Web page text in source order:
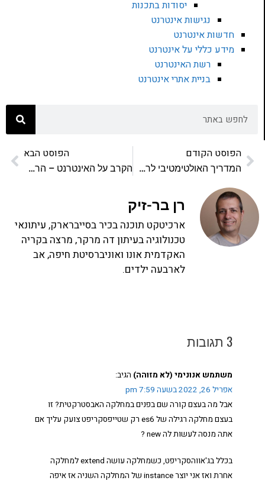
יסודות בתכנות
נגישות אינטרנט
חדשות אינטרנט
מידע כללי על אינטרנט
רשת האינטרנט
בניית אתרי אינטרנט
הפוסט הקודם
המדריך האולטימטיבי לרשת בבית
הפוסט הבא
הקרב על האינטרנט – הרצאה
רן בר-זיק
ארכיטקט תוכנה בכיר בסייברארק, עיתונאי
טכנולוגיה בעיתון דה מרקר, מרצה בקריה
האקדמית אונו ואוניברסיטת חיפה, אב
לארבעה ילדים.
3 תגובות
משתמש אנונימי (לא מזוהה) הגיב:
אפריל 26, 2022 בשעה 7:59 pm
אבל מה בעצם קורה שם בפנים במחלקה האבסטרקטית? זו
בעצם מחלקה רגילה של es6 רק שטייפסקריפט צועק עליך אם
אתה מנסה לעשות לה new ?
בכלל בג'אווהסקריפט, כשמחלקה עושה extend למחלקה
אחרת ואז אני יוצר instance של המחלקה השניה אז איפה